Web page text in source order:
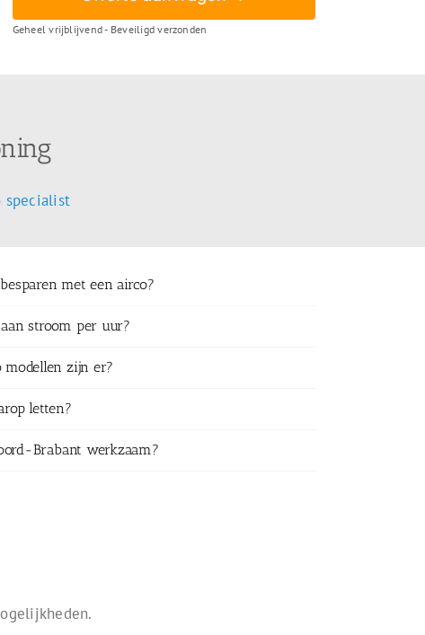
Geheel vrijblijvend - Beveiligd verzonden
specialist
met een airco?
stroom per uur?
modellen zijn er?
letten?
Brabant werkzaam?